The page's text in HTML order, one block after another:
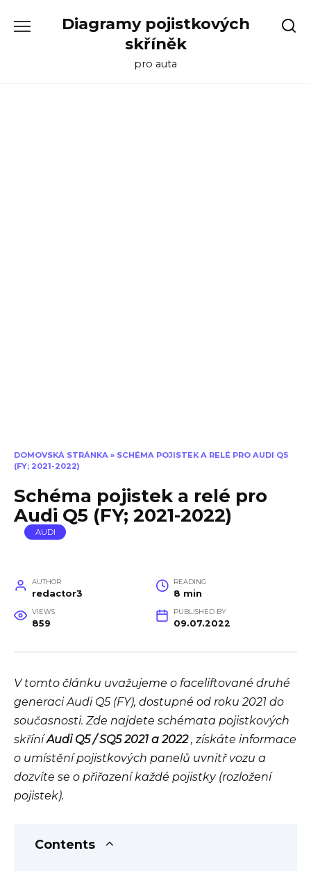
Diagramy pojistkových
skříněk
pro auta
DOMOVSKÁ STRÁNKA » SCHÉMA POJISTEK A RELÉ PRO AUDI Q5
(FY; 2021-2022)
Schéma pojistek a relé pro
Audi Q5 (FY; 2021-2022)
AUDI
AUTHOR
redactor3
READING
8 min
VIEWS
859
PUBLISHED BY
09.07.2022
V tomto článku uvažujeme o faceliftované druhé
generaci Audi Q5 (FY), dostupné od roku 2021 do
současnosti. Zde najdete schémata pojistkových
skříníAudi Q5 / SQ5 2021 a 2022, získáte informace
o umístění pojistkových panelů uvnitř vozu a
dozvíte se o přiřazení každé pojistky (rozložení
pojistek).
Contents